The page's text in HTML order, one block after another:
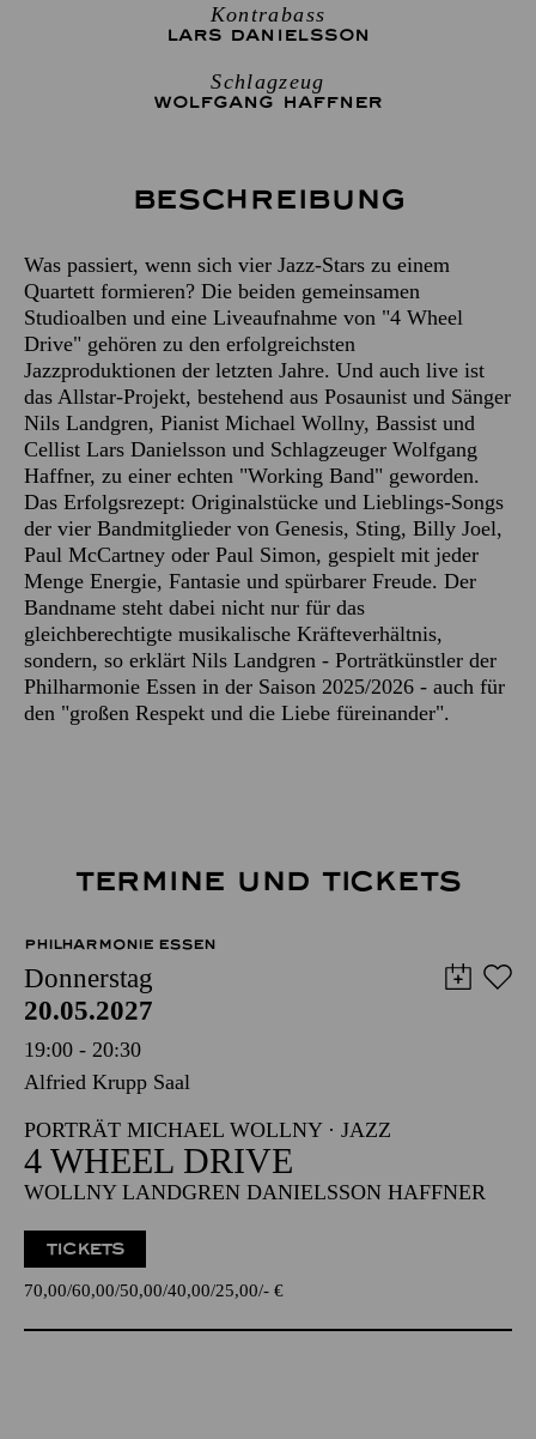
Kontrabass
LARS DANIELSSON
Schlagzeug
WOLFGANG HAFFNER
Beschreibung
Was passiert, wenn sich vier Jazz-Stars zu einem
Quartett formieren? Die beiden gemeinsamen
Studioalben und eine Liveaufnahme von "4 Wheel
Drive" gehören zu den erfolgreichsten
Jazzproduktionen der letzten Jahre. Und auch live ist
das Allstar-Projekt, bestehend aus Posaunist und Sänger
Nils Landgren, Pianist Michael Wollny, Bassist und
Cellist Lars Danielsson und Schlagzeuger Wolfgang
Haffner, zu einer echten "Working Band" geworden.
Das Erfolgsrezept: Originalstücke und Lieblings-Songs
der vier Bandmitglieder von Genesis, Sting, Billy Joel,
Paul McCartney oder Paul Simon, gespielt mit jeder
Menge Energie, Fantasie und spürbarer Freude. Der
Bandname steht dabei nicht nur für das
gleichberechtigte musikalische Kräfteverhältnis,
sondern, so erklärt Nils Landgren - Porträtkünstler der
Philharmonie Essen in der Saison 2025/2026 - auch für
den "großen Respekt und die Liebe füreinander".
TERMINE UND TICKETS
PHILHARMONIE ESSEN
Donnerstag
20.05.2027
19:00 - 20:30
Alfried Krupp Saal
PORTRÄT MICHAEL WOLLNY · JAZZ
4 WHEEL DRIVE
WOLLNY LANDGREN DANIELSSON HAFFNER
TICKETS
70,00 60,00 50,00 40,00 25,00 - €